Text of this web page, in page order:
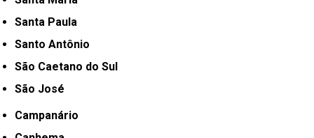
Santa Paula
Santo Antônio
São Caetano do Sul
São José
Campanário